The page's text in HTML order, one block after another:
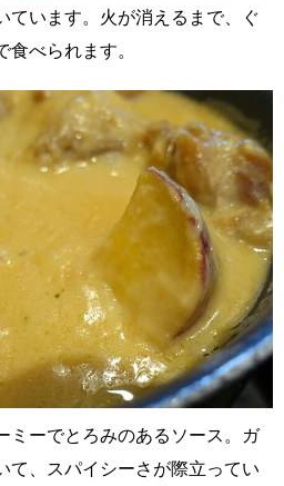
ています。火が消えるまで、ぐ
べられます。
ミーでとろみのあるソース。ガ
て、スパイシーさが際立ってい